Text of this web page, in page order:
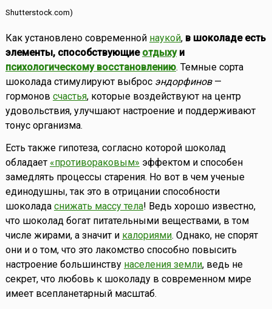
Shutterstock.com)
Как установлено современной наукой, в шоколаде есть
элементы, способствующие отдыхуи
психологическому восстановлению. Темные сорта
шоколада стимулируют выброс эндорфинов—
гормонов счастья, которые воздействуют на центр
удовольствия, улучшают настроение и поддерживают
тонус организма.
Есть также гипотеза, согласно которой шоколад
обладает «противораковым» эффектом и способен
замедлять процессы старения. Но вот в чем ученые
единодушны, так это в отрицании способности
шоколада снижать массу тела! Ведь хорошо известно,
что шоколад богат питательными веществами, в том
числе жирами, а значит и калориями. Однако, не спорят
они и о том, что это лакомство способно повысить
настроение большинству населения земли, ведь не
секрет, что любовь к шоколаду в современном мире
имеет всепланетарный масштаб.